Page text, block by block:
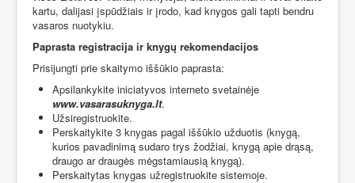
kartu, dalijasi įspūdžiais ir įrodo, kad knygos gali tapti bendru
vasaros nuotykiu.
Paprasta registracija ir knygų rekomendacijos
Prisijungti prie skaitymo iššūkio paprasta:
Apsilankykite iniciatyvos interneto svetainėje
www.vasarasuknyga.lt.
Užsiregistruokite.
Perskaitykite 3 knygas pagal iššūkio užduotis (knygą,
kurios pavadinimą sudaro trys žodžiai, knygą apie drąsą,
draugo ar draugės mėgstamiausią knygą).
Perskaitytas knygas užregistruokite sistemoje.